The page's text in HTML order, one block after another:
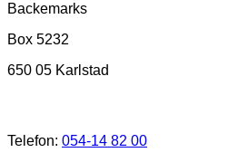
Backemarks
Box 5232
650 05 Karlstad
Telefon: 054-14 82 00